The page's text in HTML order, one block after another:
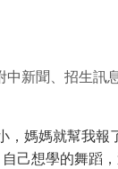
中新聞、招生訊息
，媽媽就幫我報
己想學的舞蹈